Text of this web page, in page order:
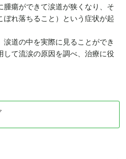
腫瘍ができて涙道が狭くなり、そ
ぼれ落ちること）という症状が起
涙道の中を実際に見ることができ
して流涙の原因を調べ、治療に役